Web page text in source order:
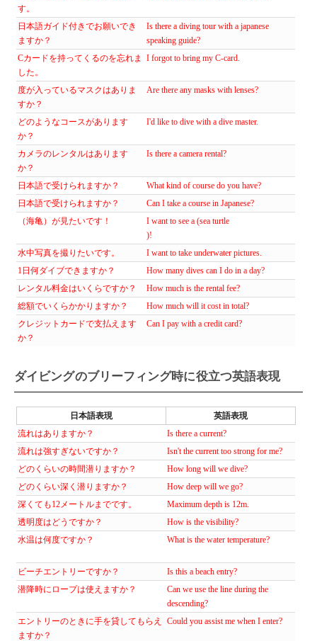
す。
日本語ガイド付きでお願いでき
ますか？
Is there a diving tour with a japanese
speaking guide?
Cカードを持ってくるのを忘れま
した。
I forgot to bring my C-card.
度が入っているマスクはありま
すか？
Are there any masks with lenses?
どのようなコースがあります
か？
I'd like to dive with a dive master.
カメラのレンタルはあります
か？
Is there a camera rental?
日本語で受けられますか？
What kind of course do you have?
日本語で受けられますか？
Can I take a course in Japanese?
（海亀）が見たいです！
I want to see a (sea ​​turtle
)!
水中写真を撮りたいです。
I want to take underwater pictures.
1日何ダイブできますか？
How many dives can I do in a day?
レンタル料金はいくらですか？
How much is the rental fee?
総額でいくらかかりますか？
How much will it cost in total?
クレジットカードで支払えます
か？
Can I pay with a credit card?
ダイビングのブリーフィング時に役立つ英語表現
日本語表現
英語表現
流れはありますか？
Is there a current?
流れは強すぎないですか？
Isn't the current too strong for me?
どのくらいの時間潜りますか？
How long will we dive?
どのくらい深く潜りますか？
How deep will we go?
深くても12メートルまでです。
Maximum depth is 12m.
透明度はどうですか？
How is the visibility?
水温は何度ですか？
What is the water temperature?
ビーチエントリーですか？
Is this a beach entry?
潜降時にロープは使えますか？
Can we use the line during the
descending?
エントリーのときに手を貸してもらえ
ますか？
Could you assist me when I enter?